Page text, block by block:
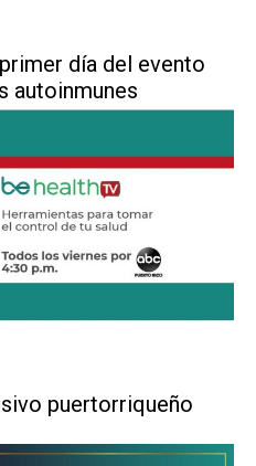
día del evento
autoinmunes
puertorriqueño